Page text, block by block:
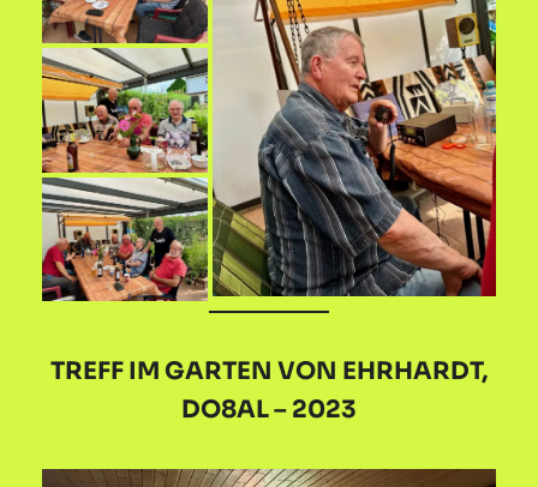
TREFF IM GARTEN VON EHRHARDT,
DO8AL – 2023